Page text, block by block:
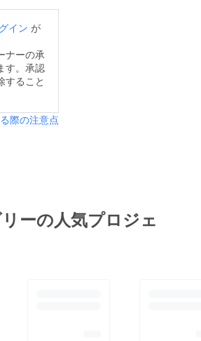
高いプレー
も一気に点
ことは難し
。東京では
てできた攻
とく止めら
、所々で可
けられ6対
上記
、応援よろ
イン が
ナーの承
す。承認
すること
際の注意点
ーの人気プロジェ